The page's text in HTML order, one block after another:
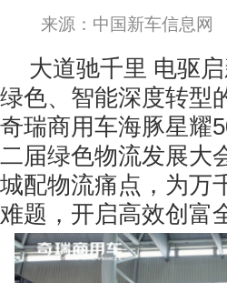
来源：中国新车信息
大道驰千里 电驱
绿色、智能深度转型
奇瑞商用车海豚星耀
二届绿色物流发展大
城配物流痛点，为万
难题，开启高效创富